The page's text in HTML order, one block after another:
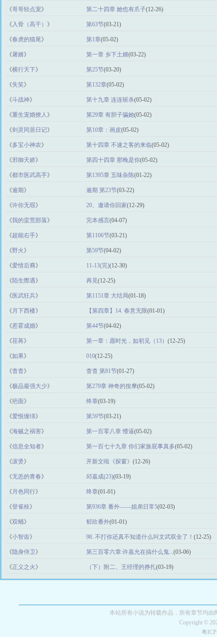
《哥哥轻点宠》 第二十四章 她也有爪子(12-26)
《 入骨（高干） 》 第63节(03-21)
《春虎的猫尾》 第1章(05-02)
《屠婿》 第一章 乡下土婿(03-22)
《横行天下》 第25节(03-20)
《失笑》 第132章(05-02)
《斗战神》 第十九章 连连斩杀(05-02)
《重生宠婚撩人 》 第29章 有胆子骗她(05-02)
《剑灵同居日记》 第10章：画皮(05-02)
《多宝小神农》 第十四章 不速之客的来临(05-02)
《邪御天娇》 第四十四章 那晚是你(05-02)
《都市医武高手》 第1395章 五味杂陈(01-22)
《逾期 》 逾期 第23节(03-22)
《许你无瑕》 20、邀请你回家(12-29)
《我的蛮荒部落》 完本感言(04-07)
《超能右手》 第1106节(03-21)
《野火 》 第59节(04-02)
《爱情后裔》 11-13(完)(12-30)
《 陌生際遇》 再見(12-25)
《 医武狂兵》 第1151章 大结局(01-18)
《 月下西楼》 【第四章】14. 春意无限(01-01)
《惹霍成婚》 第44节(04-02)
《荏苒》 第一章：愿时光，如初见（13） (12-25)
《如果》 010(12-25)
《杳杳》 杳杳 第81节(01-27)
《极品最强大少》 第279章 神奇的按摩(05-02)
《疤面》 终章(03-19)
《爱恨缠绵》 第59节(03-21)
《海贼之祸害》 第一百零八章 懵逼(05-02)
《信息全知者》 第一百七十九章 你们家族屁事真多(05-02)
《滚烫》 开新文啦《探窗》 (12-26)
《无恙的青春》 邱嘉成(23)(03-19)
《 月色同行》 终章(01-01)
《登雀枝》 第936章 番外——姐弟日常5(02-03)
《双蛹》 郁欣番外(01-01)
《小智齿》 98. 不打你还真不知道什么叫文武双全了！ (12-25)
《 隐身侍卫》 第三百零六章:许嘉允在搞什么鬼...(03-06)
《正义之火 》 （下）附二、王经理的挣扎(03-19)
本站所有小说为转载作品，所有章节均
Copyright ©
粤